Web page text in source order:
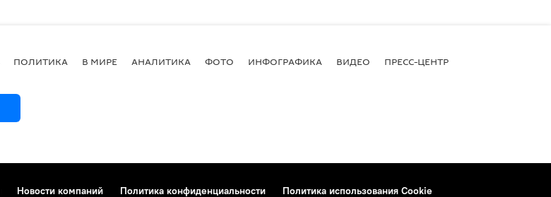
ПОЛИТИКА В МИРЕ АНАЛИТИКА ФОТО ИНФОГРАФИКА ВИДЕО ПРЕСС-ЦЕНТР
Новости компаний Политика конфиденциальности
Политика использования Cookie